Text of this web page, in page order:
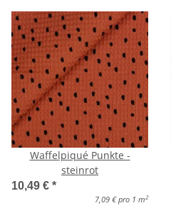
Waffelpiqué Punkte -
steinrot
10,49 € *
7,09 € pro 1 m 2